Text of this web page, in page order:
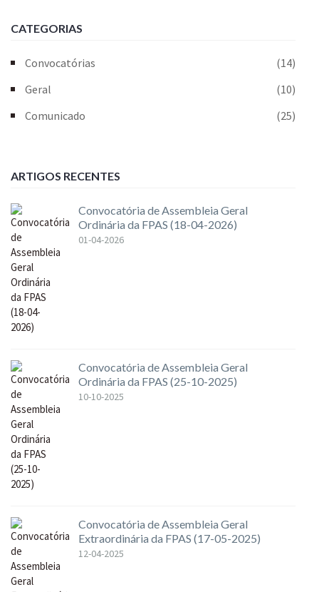
CATEGORIAS
Convocatórias
(14)
Geral
(10)
Comunicado
(25)
ARTIGOS RECENTES
Convocatória de Assembleia Geral
Ordinária da FPAS (18-04-2026)
01-04-2026
Convocatória de Assembleia Geral
Ordinária da FPAS (25-10-2025)
10-10-2025
Convocatória de Assembleia Geral
Extraordinária da FPAS (17-05-2025)
12-04-2025